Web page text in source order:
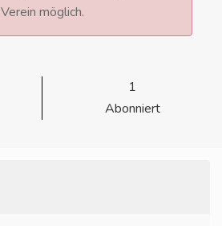
Verein möglich.
1
Abonniert